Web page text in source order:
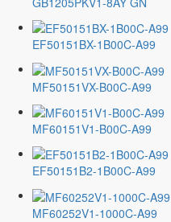
EF50151BX-1B00C-A99
MF50151VX-B00C-A99
MF60151V1-B00C-A99
EF50151B2-1B00C-A99
MF60252V1-1000C-A99